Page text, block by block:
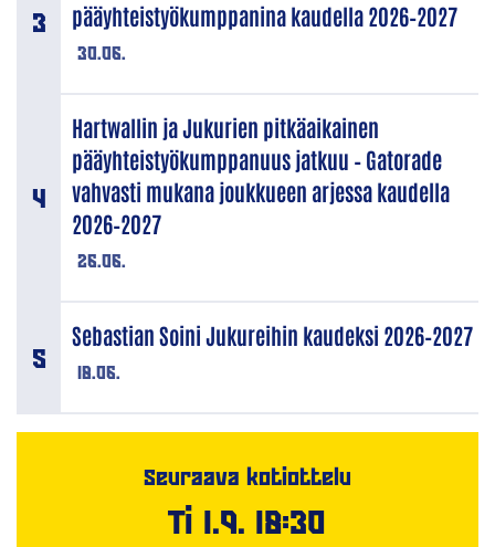
30.06.
pääyhteistyökumppanina kaudella 2026–2027
26.06.
Hartwallin ja Jukurien pitkäaikainen
pääyhteistyökumppanuus jatkuu – Gatorade
vahvasti mukana joukkueen arjessa kaudella
2026–2027
18.06.
Sebastian Soini Jukureihin kaudeksi 2026–2027
Seuraava kotiottelu
Ti 1.9. 18:30